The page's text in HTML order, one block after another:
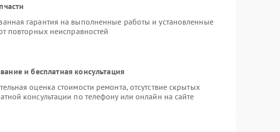
гарантия на выполненные работы и установленные
повторных неисправностей
и бесплатная консультация
оценка стоимости ремонта, отсутствие скрытых
консультации по телефону или онлайн на сайте